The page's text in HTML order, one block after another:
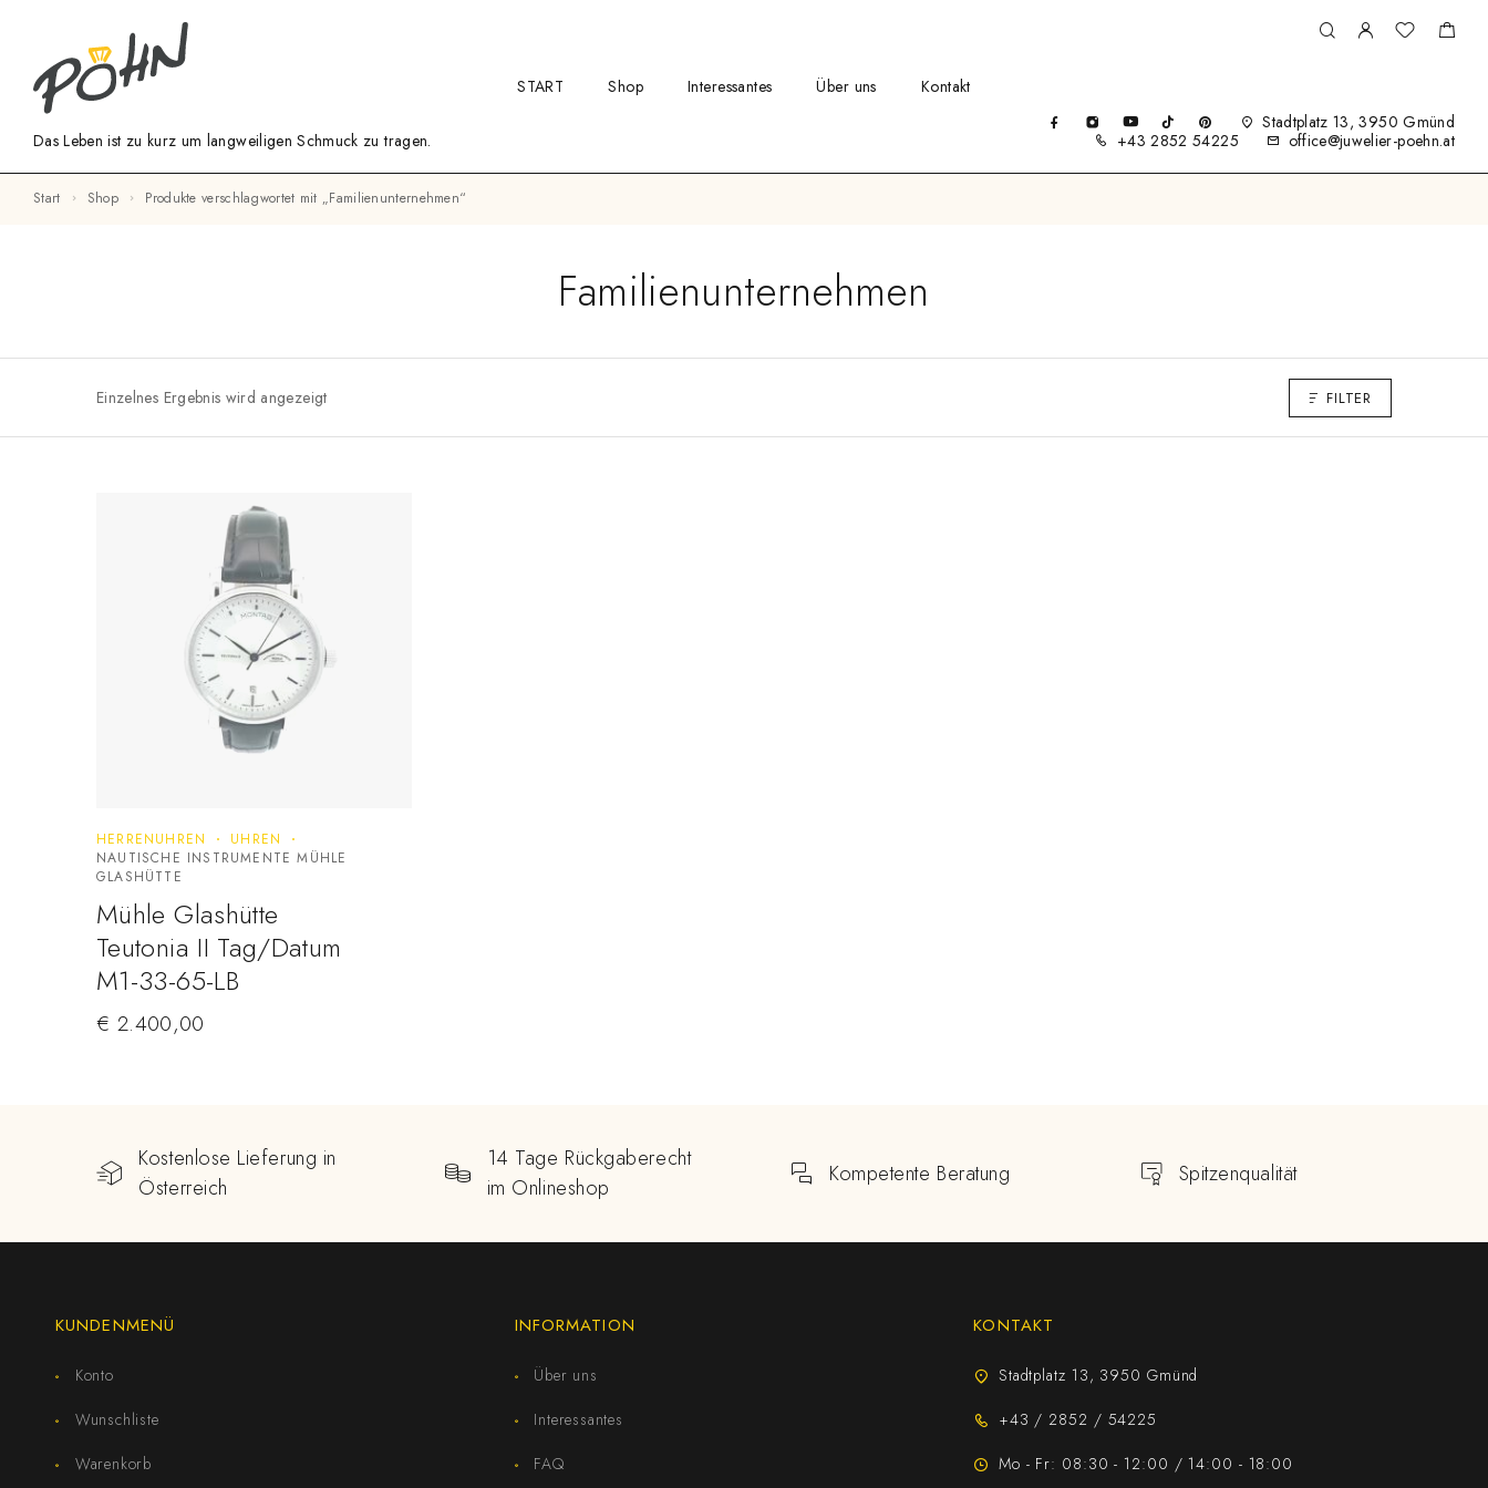
Das Leben ist zu kurz um langweiligen Schmuck zu tragen.
START Shop Interessantes Über uns
Kontakt
Stadtplatz 13, 3950 Gmünd
+43 2852 54225
office@juwelier-poehn.at
Start Shop Produkte verschlagwortet mit „Familienunternehmen“
Familienunternehmen
Einzelnes Ergebnis wird angezeigt FILTER
HERRENUHREN
UHREN
NAUTISCHE INSTRUMENTE MÜHLE
GLASHÜTTE
Mühle Glashütte
Teutonia II Tag/Datum
M1-33-65-LB
€ 2.400,00
Kostenlose Lieferung in
Österreich
14 Tage Rückgaberecht
im Onlineshop
Kompetente Beratung Spitzenqualität
KUNDENMENÜ
Konto
Wunschliste
Warenkorb
INFORMATION
Über uns
Interessantes
FAQ
KONTAKT
Stadtplatz 13, 3950 Gmünd
+43 / 2852 / 54225
Mo - Fr: 08:30 - 12:00 / 14:00 - 18:00